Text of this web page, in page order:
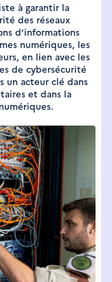
à garantir la
des réseaux
d’informations
numériques, les
en lien avec les
de cybersécurité
un acteur clé dans
et dans la